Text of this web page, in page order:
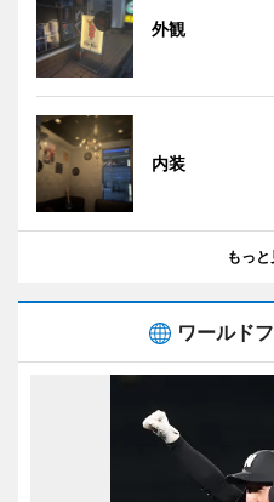
外観
内装
もっと
ワールド